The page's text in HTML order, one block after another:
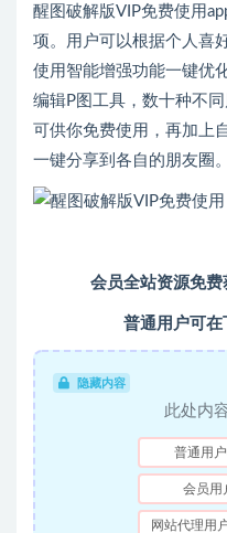
醒图破解版VIP免费使用
项。用户可以根据个人喜
使用智能增强功能一键优
编辑P图工具，数十种不
可供你免费使用，再加上
一键分享到各自的朋友圈。
会员全站资源免费
普通用户可在
隐藏内容
此处内
普通用户
会员用
网站代理用